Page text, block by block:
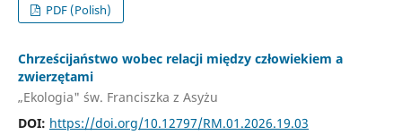
PDF (Polish)
Chrześcijaństwo wobec relacji między człowiekiem a
zwierzętami
„Ekologia" św. Franciszka z Asyżu
DOI: https://doi.org/10.12797/RM.01.2026.19.03